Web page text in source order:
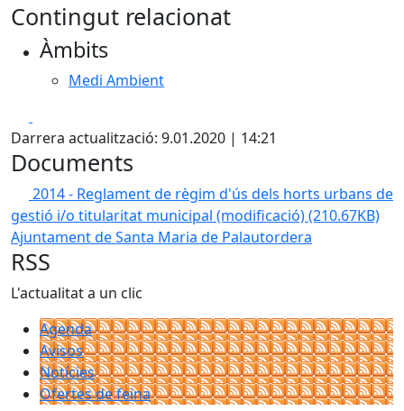
Contingut relacionat
Àmbits
Medi Ambient
Darrera actualització: 9.01.2020 | 14:21
Documents
2014 - Reglament de règim d'ús dels horts urbans de
gestió i/o titularitat municipal (modificació)(210.67KB)
Ajuntament de Santa Maria de Palautordera
RSS
L'actualitat a un clic
Agenda
Avisos
Notícies
Ofertes de feina